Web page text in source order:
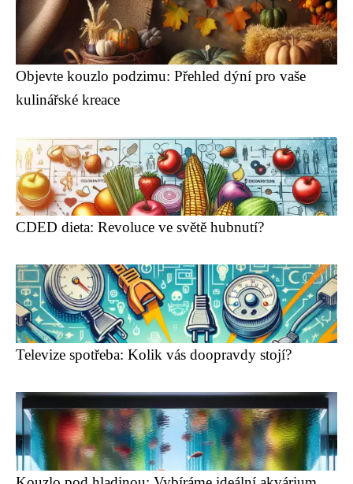
Objevte kouzlo podzimu: Přehled dýní pro vaše
kulinářské kreace
CDED dieta: Revoluce ve světě hubnutí?
Televize spotřeba: Kolik vás doopravdy stojí?